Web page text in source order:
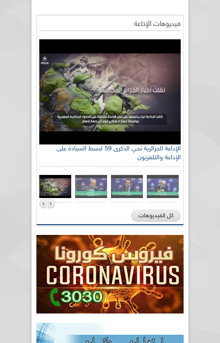
فيديوهات الإذاعة
الإذاعة الجزائرية تحي الذكرى 59 لبسط السيادة على
الإذاعة والتلفزيون
رئيس اللجنة الوطنية الجزائرية للتضامن مع الشعب
الصحراوي السيد سعيد العياشي
كل الفيديوهات